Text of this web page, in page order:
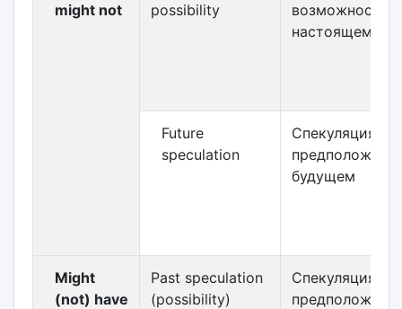
might not
possibility
возможность в
настоящем
Future
speculation
Спекуляция /
будущем
Might
(not) have
Past speculation
(possibility)
Спекуляция /